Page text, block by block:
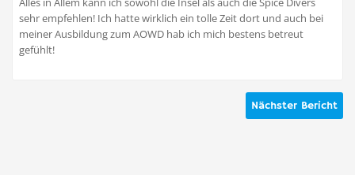
sehr empfehlen! Ich hatte wirklich ein tolle Zeit dort und auch bei
meiner Ausbildung zum AOWD hab ich mich bestens betreut
gefühlt!
Nächster Bericht